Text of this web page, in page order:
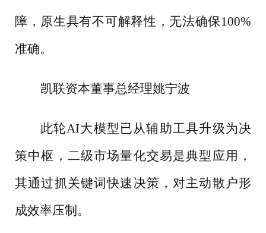
障，原生具有不可解释性，无法确保100%
准确。
凯联资本董事总经理姚宁波
此轮AI大模型已从辅助工具升级为决
策中枢，二级市场量化交易是典型应用，
其通过抓关键词快速决策，对主动散户形
成效率压制。